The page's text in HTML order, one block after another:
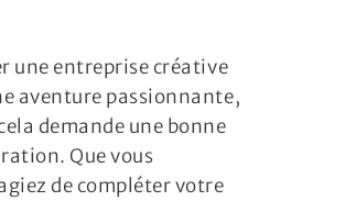
une entreprise créative
aventure passionnante,
demande une bonne
Que vous
de compléter votre